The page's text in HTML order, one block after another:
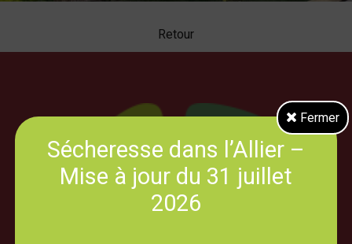
Retour
Fermer
Sécheresse dans l’Allier –
Mise à jour du 31 juillet
2026